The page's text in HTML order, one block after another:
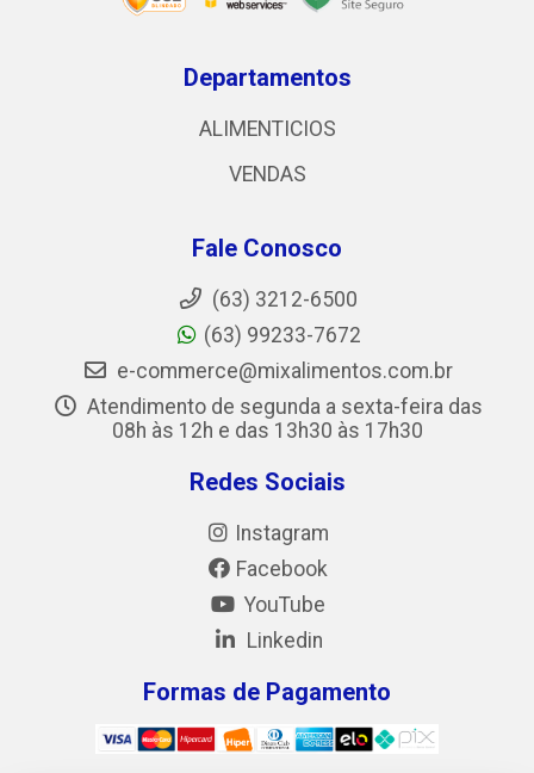
Departamentos
ALIMENTICIOS
VENDAS
Fale Conosco
(63) 3212-6500
(63) 99233-7672
e-commerce@mixalimentos.com.br
Atendimento de segunda a sexta-feira das
08h às 12h e das 13h30 às 17h30
Redes Sociais
Instagram
Facebook
YouTube
Linkedin
Formas de Pagamento